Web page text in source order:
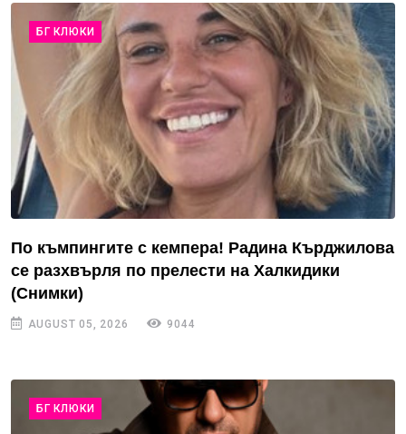
БГ КЛЮКИ
По къмпингите с кемпера! Радина Кърджилова
се разхвърля по прелести на Халкидики
(Снимки)
AUGUST 05, 2026 9044
БГ КЛЮКИ